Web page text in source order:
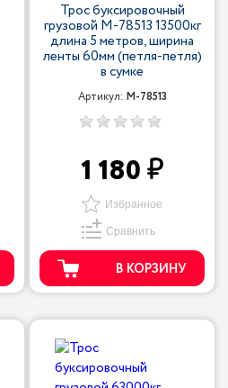
Трос буксировочный
грузовой M-78513 13500кг
длина 5 метров, ширина
ленты 60мм (петля-петля)
в сумке
Артикул: M-78513
1 180
Избранное
Сравнить
В КОРЗИНУ